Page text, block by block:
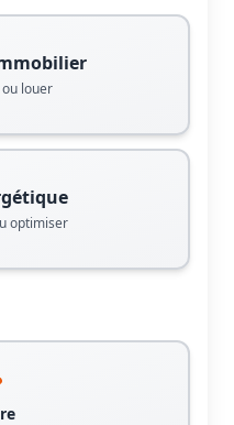
louer
optimiser